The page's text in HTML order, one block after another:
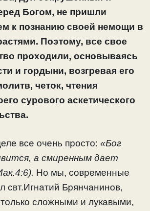
Богом, не пришли
к познанию своей немощи в
Поэтому, все свое
проходили, основываясь
и гордыни, возгревая его
четок, чтения
сурового аскетического
все очень просто: «Бог
а смиренным дает
Но мы, современные
свт.Игнатий Брянчанинов,
сложными и лукавыми,